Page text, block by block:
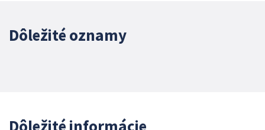
Dôležité oznamy
Dôležité informácie